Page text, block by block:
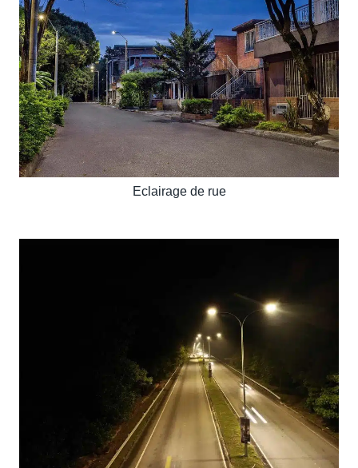
Eclairage de rue